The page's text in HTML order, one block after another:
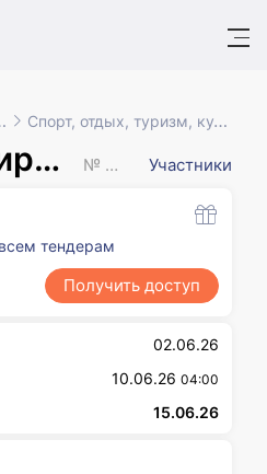
Спорт, отдых, туризм, культура
№ XXXXXXX Участники
тендерам
Получить доступ
02.06.26
10.06.26 04:00
15.06.26